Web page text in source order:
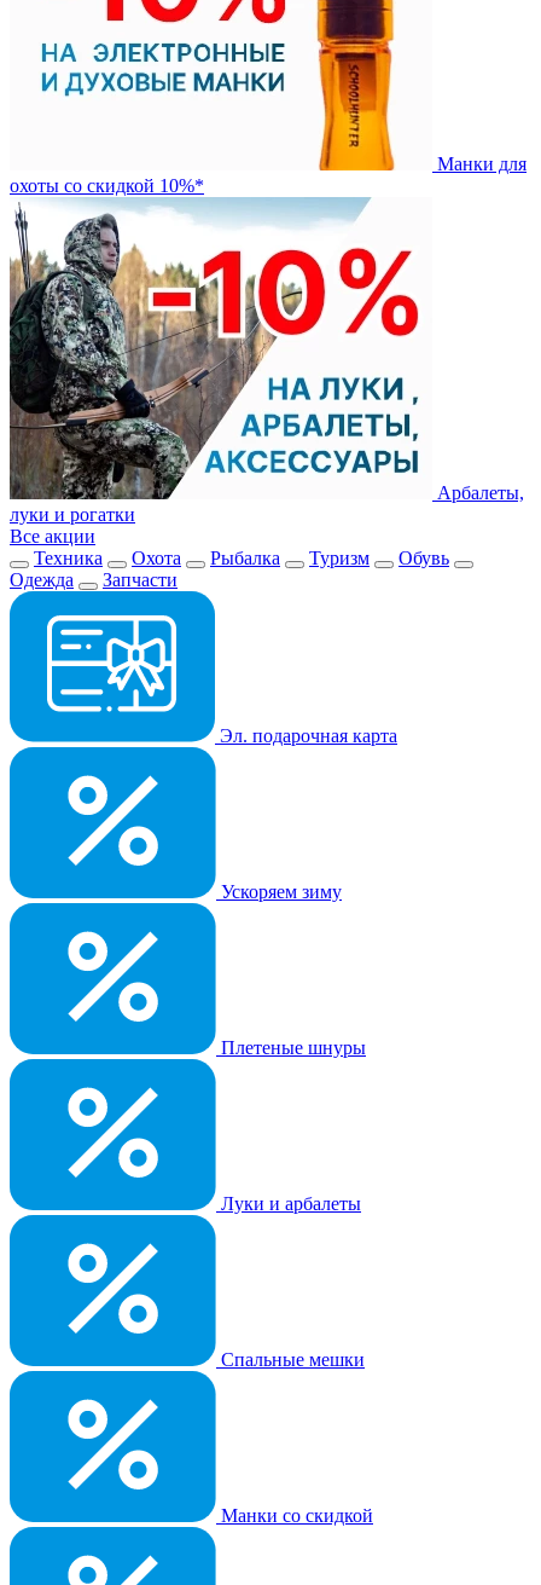
Манки для
охоты со скидкой 10%*
Арбалеты,
луки и рогатки
Все акции
Техника
Охота Рыбалка Туризм
Обувь
Одежда
Запчасти
Эл. подарочная карта
Ускоряем зиму
Плетеные шнуры
Луки и арбалеты
Спальные мешки
Манки со скидкой